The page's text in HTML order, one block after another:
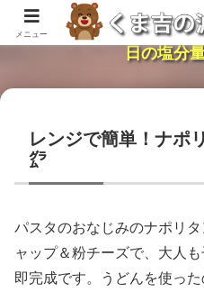
レンジで簡単・時短「
日の塩分
レンジで簡単！ナポ
㌘
パスタのおなじみのナポリ
ャップ＆粉チーズで、大人
即完成です。うどんを使っ
メニュー